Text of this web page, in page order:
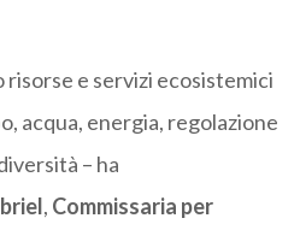
risorse e servizi ecosistemici
acqua, energia, regolazione
– ha
, Commissaria per